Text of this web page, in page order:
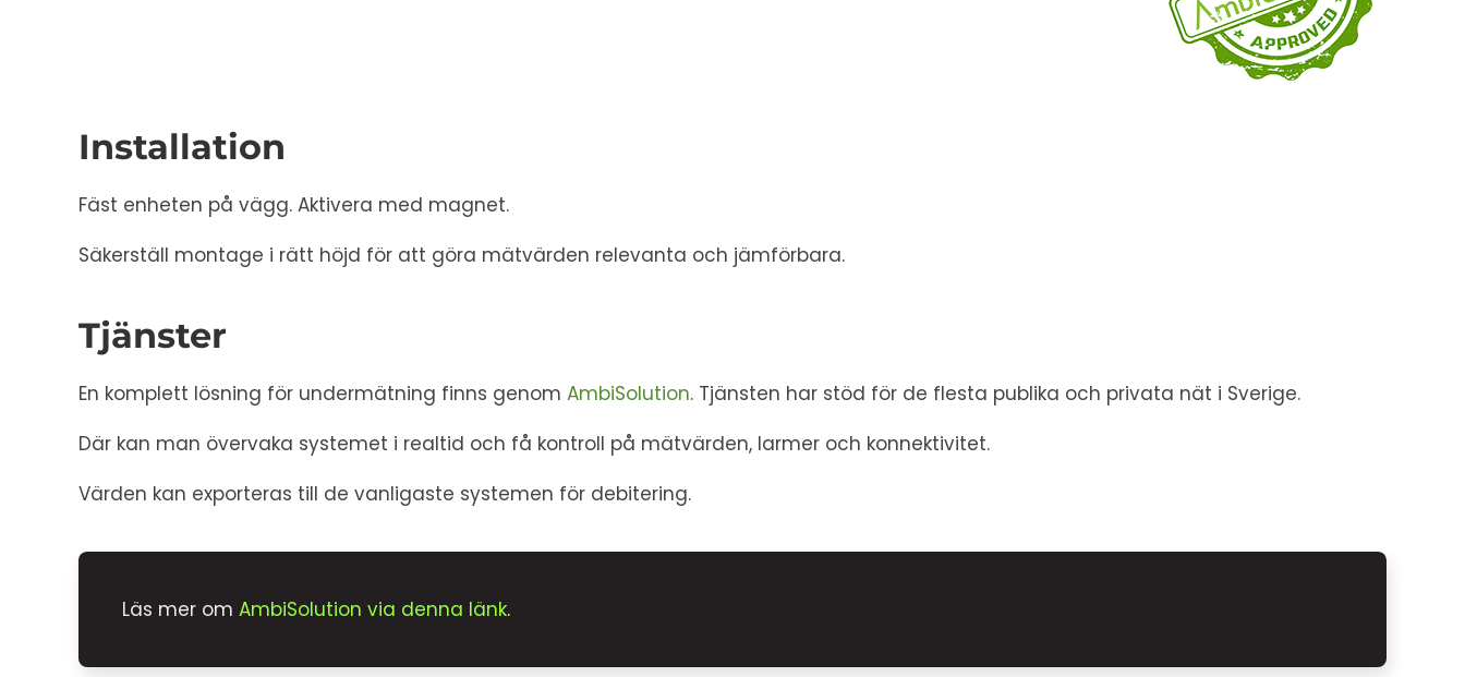
Installation
Fäst enheten på vägg. Aktivera med magnet.
Säkerställ montage i rätt höjd för att göra mätvärden relevanta och jämförbara.
Tjänster
En komplett lösning för undermätning finns genom AmbiSolution. Tjänsten har stöd för de flesta publika och privata nät i Sverige.
Där kan man övervaka systemet i realtid och få kontroll på mätvärden, larmer och konnektivitet.
Värden kan exporteras till de vanligaste systemen för debitering.
Läs mer om AmbiSolution via denna länk.